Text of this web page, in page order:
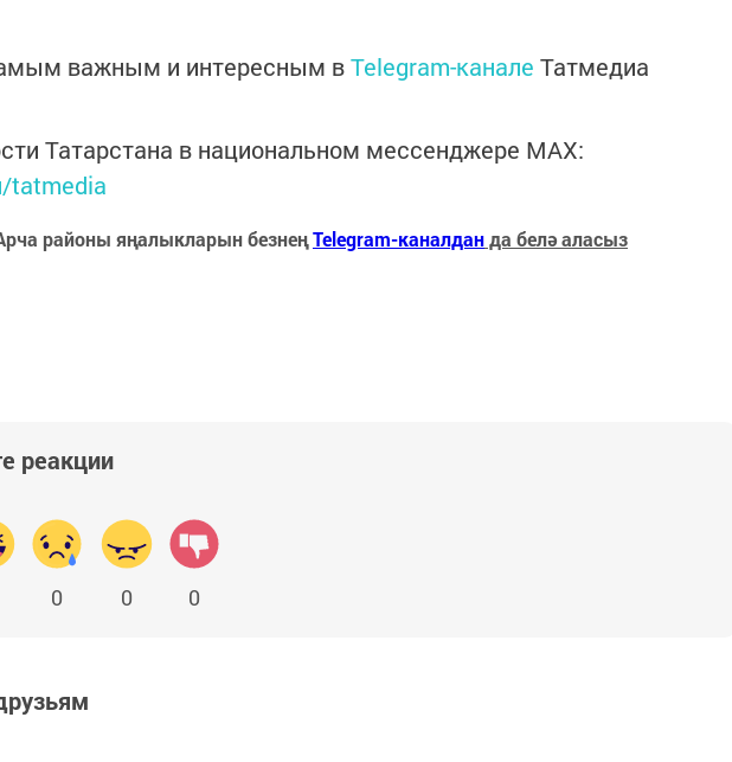
важным и интересным вTelegram-канале Татмедиа
Татарстана в национальном мессенджере MАХ:
tatmedia
районы яңалыкларын безнеңTelegram-каналданда белә аласыз
реакции
0 0 0